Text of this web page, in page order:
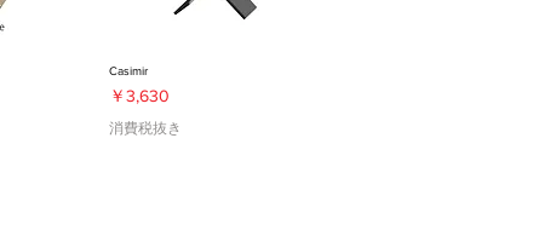
Casimir
価格
￥3,630
消費税抜き